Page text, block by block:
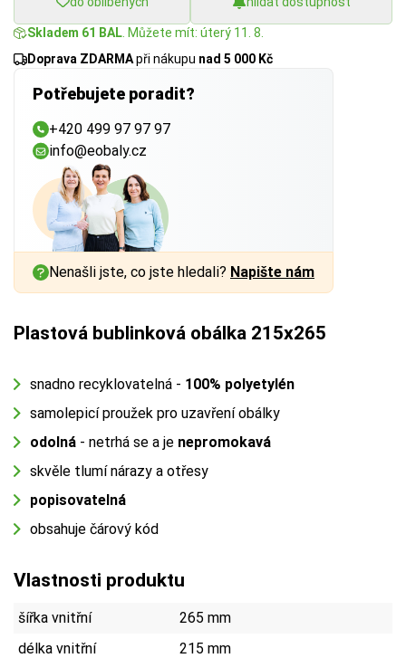
Skladem 61 BAL . Můžete mít: úterý 11. 8.
Doprava ZDARMApři nákupu nad 5 000 Kč
Potřebujete poradit?
+420 499 97 97 97
info@eobaly.cz
Nenašli jste, co jste hledali? Napište nám
Plastová bublinková obálka 215x265
snadno recyklovatelná - 100% polyetylén
samolepicí proužek pro uzavření obálky
odolná - netrhá se a je nepromokavá
skvěle tlumí nárazy a otřesy
popisovatelná
obsahuje čárový kód
Vlastnosti produktu
šířka vnitřní
265 mm
délka vnitřní
215 mm